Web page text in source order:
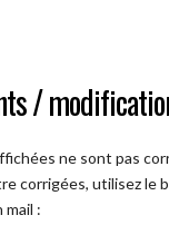
/
ne sont pas
corrigées, utilisez le
mail :